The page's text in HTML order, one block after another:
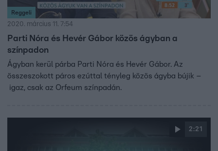
Reggeli
2020. március 11. 7:54
Parti Nóra és Hevér Gábor közös ágyban a
színpadon
Ágyban kerül párba Parti Nóra és Hevér Gábor. Az
összeszokott páros ezúttal tényleg közös ágyba bújik –
igaz, csak az Orfeum színpadán.
2:21